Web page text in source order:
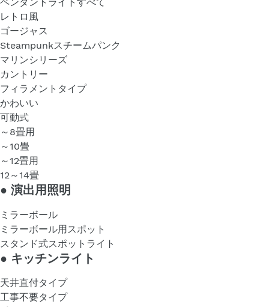
レトロ風
ゴージャス
Steampunkスチームパンク
マリンシリーズ
カントリー
フィラメントタイプ
かわいい
可動式
～8畳用
～10畳
～12畳用
12～14畳
● 演出用照明
ミラーボール
ミラーボール用スポット
スタンド式スポットライト
● キッチンライト
天井直付タイプ
工事不要タイプ